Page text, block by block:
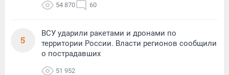
54 870 60
5
ВСУ ударили ракетами и дронами по
территории России. Власти регионов сообщили
о пострадавших
51 952